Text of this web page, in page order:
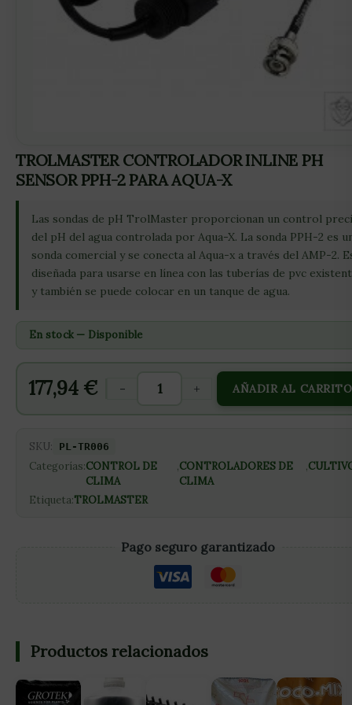
TROLMASTER CONTROLADOR INLINE PH
SENSOR PPH-2 PARA AQUA-X
Las sondas de pH TrolMaster proporcionan un control
del pH del agua controlada por Aqua-X. La sonda PPH-2 es
sonda comercial y se conecta al Aqua-x a través del AMP-2.
diseñada para usarse en línea con las tuberías de pvc
y también se puede colocar en un tanque de agua.
En stock — Disponible
177,94 € - + AÑADIR AL CARRITO
SKU: PL-TR006
Categorías:CONTROL DE
CLIMA
,CONTROLADORES DE
CLIMA
,
Etiqueta:TROLMASTER
Pago seguro garantizado
Productos relacionados